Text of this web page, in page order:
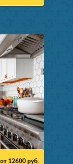
от 12600 руб.